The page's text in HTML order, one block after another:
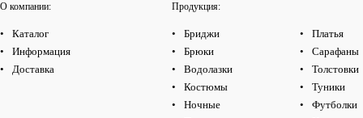
О компании:
Каталог
Информация
Доставка
Продукция:
Бриджи
Брюки
Водолазки
Костюмы
Ночные
Платья
Сарафаны
Толстовки
Туники
Футболки